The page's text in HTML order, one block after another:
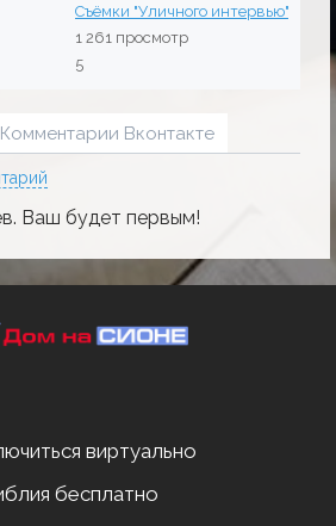
Съёмки "Уличного интервью"
1 261 просмотр
5
Комментарии Вконтакте
Ваш будет первым!
виртуально
бесплатно